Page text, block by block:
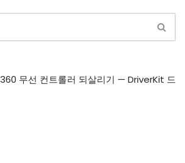
무선 컨트롤러 되살리기 — DriverKit 드